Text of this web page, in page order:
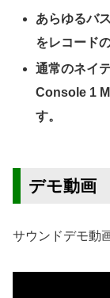
あらゆるバ
をレコード
通常のネイ
Console 1
す。
デモ動画
サウンドデモ動